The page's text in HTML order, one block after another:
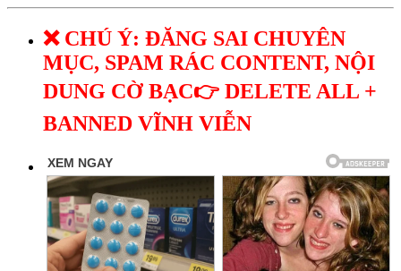
❌ CHÚ Ý: ĐĂNG SAI CHUYÊN
MỤC, SPAM RÁC CONTENT, NỘI
DUNG CỜ BẠC👉 DELETE ALL +
BANNED VĨNH VIỄN